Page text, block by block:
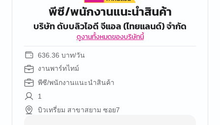
พีซี/พนักงานแนะนำสินค้า
บริษัท ดับบลิวไอดี จีแอล (ไทยแลนด์) จำกัด
ดูงานทั้งหมดของบริษัทนี้
636.36 บาท/วัน
งานพาร์ทไทม์
พีซี/พนักงานแนะนำสินค้า
1
บิวเทรี่ยม สาขาสยาม ซอย7